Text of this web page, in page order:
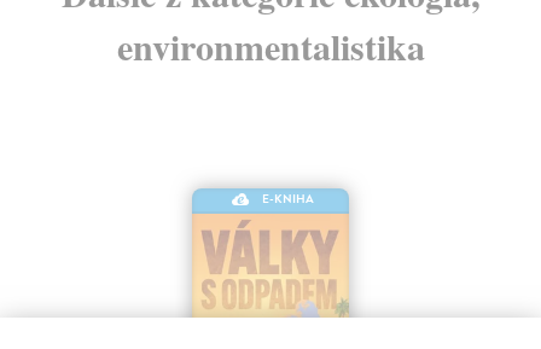
environmentalistika
E-KNIHA